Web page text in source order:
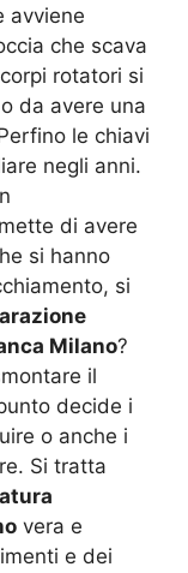
avviene
che scava
rotatori si
da avere una
le chiavi
negli anni.
di avere
si hanno
si
Milano?
il
decide i
o anche i
Si tratta
vera e
e dei